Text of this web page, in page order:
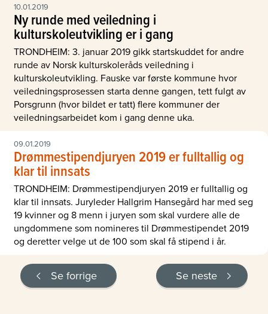
10.01.2019
Ny runde med veiledning i
kulturskoleutvikling er i gang
TRONDHEIM: 3. januar 2019 gikk startskuddet for andre
runde av Norsk kulturskoleråds veiledning i
kulturskoleutvikling. Fauske var første kommune hvor
veiledningsprosessen starta denne gangen, tett fulgt av
Porsgrunn (hvor bildet er tatt) flere kommuner der
veiledningsarbeidet kom i gang denne uka.
09.01.2019
Drømmestipendjuryen 2019 er fulltallig og
klar til innsats
TRONDHEIM: Drømmestipendjuryen 2019 er fulltallig og
klar til innsats. Juryleder Hallgrim Hansegård har med seg
19 kvinner og 8 menn i juryen som skal vurdere alle de
ungdommene som nomineres til Drømmestipendet 2019
og deretter velge ut de 100 som skal få stipend i år.
Se forrige Se neste